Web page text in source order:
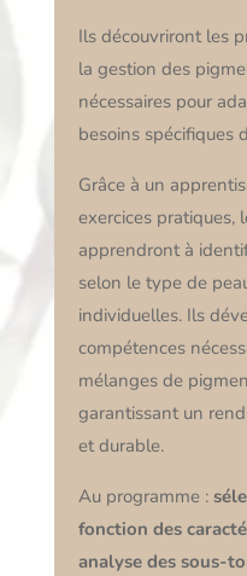
Ils découvriront les
la gestion des
nécessaires pour
besoins spécifiques
Grâce à un
exercices pratiques,
apprendront à
selon le type de
individuelles. Ils
compétences
mélanges de
garantissant un
et durable.
Au programme :
fonction des
analyse des sous-